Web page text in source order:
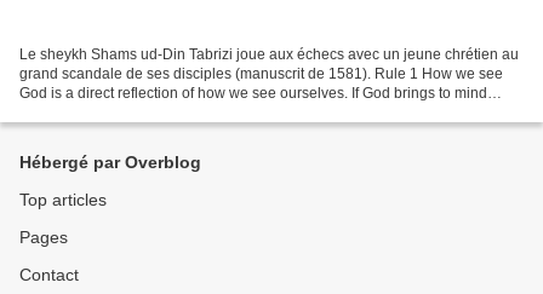
Le sheykh Shams ud-Din Tabrizi joue aux échecs avec un jeune chrétien au
grand scandale de ses disciples (manuscrit de 1581). Rule 1 How we see
God is a direct reflection of how we see ourselves. If God brings to mind
Hébergé par Overblog
Top articles
Pages
Contact